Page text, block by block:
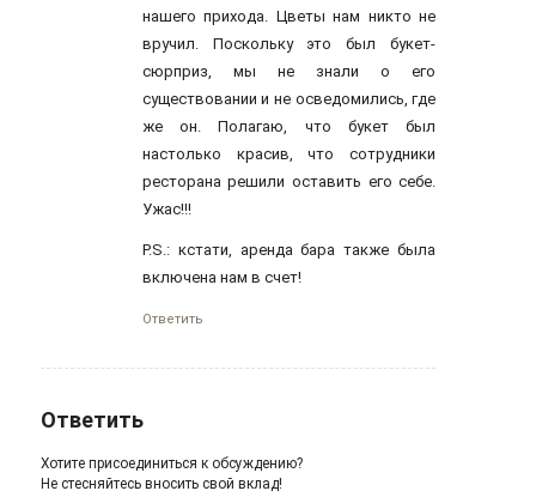
нашего прихода. Цветы нам никто не
вручил. Поскольку это был букет-
сюрприз, мы не знали о его
существовании и не осведомились, где
же он. Полагаю, что букет был
настолько красив, что сотрудники
ресторана решили оставить его себе.
Ужас!!!
P.S.: кстати, аренда бара также была
включена нам в счет!
Ответить
Ответить
Хотите присоединиться к обсуждению?
Не стесняйтесь вносить свой вклад!